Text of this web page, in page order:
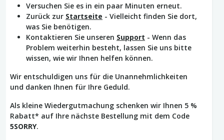
Versuchen Sie es in ein paar Minuten erneut.
Zurück zur Startseite - Vielleicht finden Sie dort,
was Sie benötigen.
Kontaktieren Sie unseren Support - Wenn das
Problem weiterhin besteht, lassen Sie uns bitte
wissen, wie wir Ihnen helfen können.
Wir entschuldigen uns für die Unannehmlichkeiten
und danken Ihnen für Ihre Geduld.
Als kleine Wiedergutmachung schenken wir Ihnen 5 %
Rabatt* auf Ihre nächste Bestellung mit dem Code
5SORRY.